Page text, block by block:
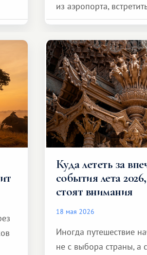
из аэропорта, встретить
представителя
и спокойно доехать до
Куда лететь за
события лета
стоят внимания
18 мая 2026
Иногда путешествие
не с выбора страны, а